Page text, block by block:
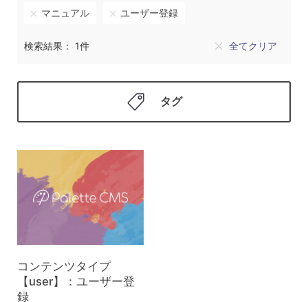
マニュアル ユーザー登録
検索結果： 1件 全てクリア
タグ
コンテンツタイプ
【user】：ユーザー登
録